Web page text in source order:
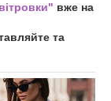
вже на
та